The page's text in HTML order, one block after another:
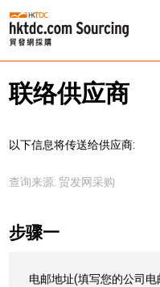
联络供应商
以下信息将传送给供应商:
查询来源: 贸发网采购
步骤一
电邮地址(填写您的公司